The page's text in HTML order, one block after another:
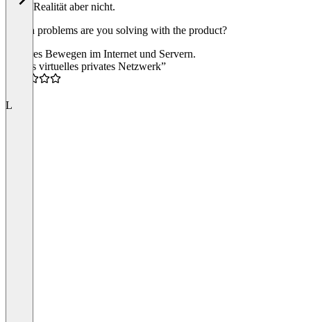
in der Realität aber nicht.
Which problems are you solving with the product?
Sicheres Bewegen im Internet und Servern.
“Gutes virtuelles privates Netzwerk”
L